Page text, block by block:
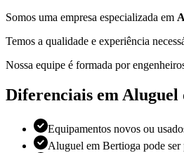
Somos uma empresa especializada em
Temos a qualidade e experiência
Nossa equipe é formada por
Diferenciais em Aluguel
Equipamentos novos ou
Aluguel em Bertioga pode ser